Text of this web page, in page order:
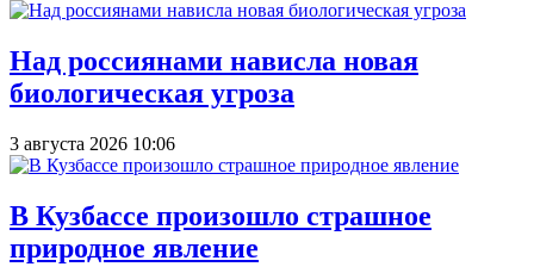
Над россиянами нависла новая
биологическая угроза
3 августа 2026 10:06
В Кузбассе произошло страшное
природное явление